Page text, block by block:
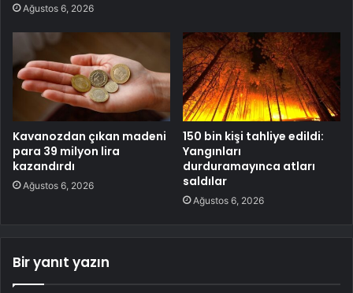
Ağustos 6, 2026
Kavanozdan çıkan madeni
para 39 milyon lira
kazandırdı
Ağustos 6, 2026
150 bin kişi tahliye edildi:
Yangınları
durduramayınca atları
saldılar
Ağustos 6, 2026
Bir yanıt yazın